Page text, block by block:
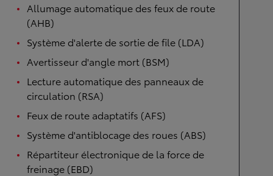
Allumage automatique des feux de route
(AHB)
Système d'alerte de sortie de file (LDA)
Avertisseur d'angle mort (BSM)
Lecture automatique des panneaux de
circulation (RSA)
Feux de route adaptatifs (AFS)
Système d'antiblocage des roues (ABS)
Répartiteur électronique de la force de
freinage (EBD)